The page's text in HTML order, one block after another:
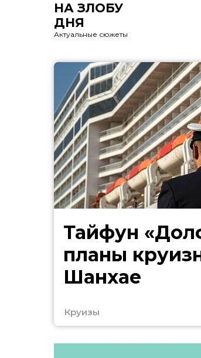
НА ЗЛОБУ
ДНЯ
Актуальные сюжеты
Тайфун
планы
Шанхае
Круизы